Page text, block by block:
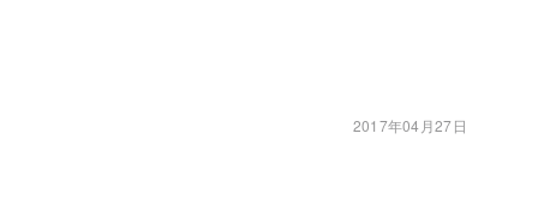
2017年04月27日